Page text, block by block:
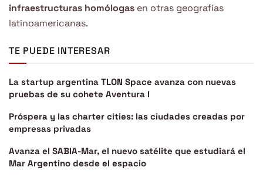
infraestructuras homólogas en otras geografías
latinoamericanas.
TE PUEDE INTERESAR
La startup argentina TLON Space avanza con nuevas
pruebas de su cohete Aventura I
Próspera y las charter cities: las ciudades creadas por
empresas privadas
Avanza el SABIA-Mar, el nuevo satélite que estudiará el
Mar Argentino desde el espacio